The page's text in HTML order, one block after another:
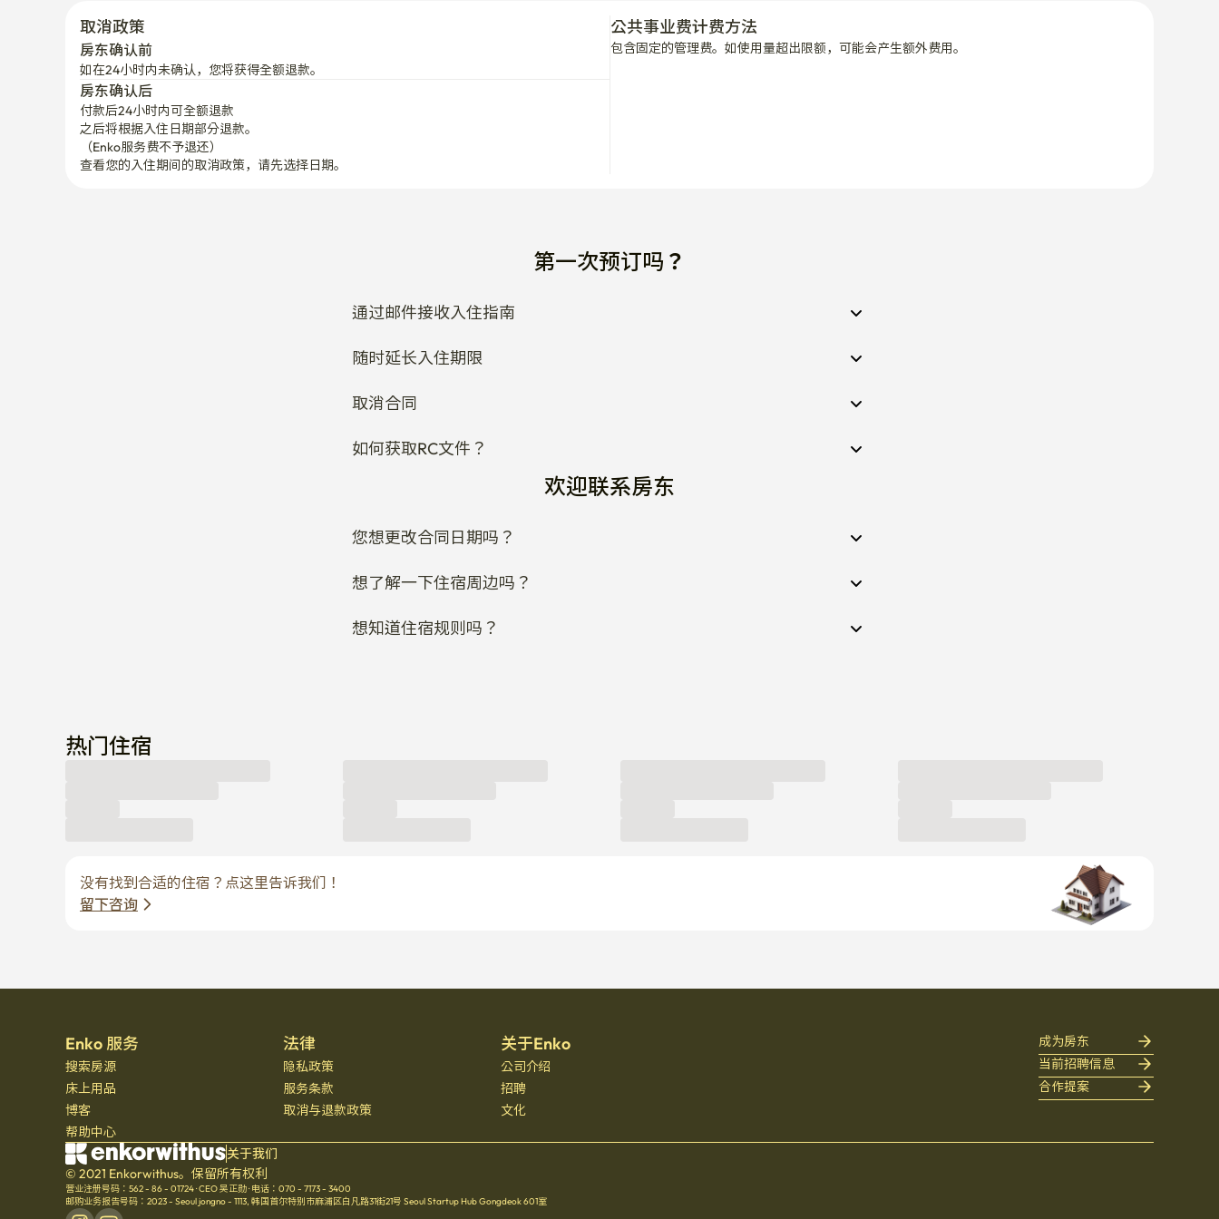
->很适合上班族出行。
✨三星医院&峨山医院车程10-15分钟
❤️乐天塔、乐天世界、乐天购物中心、石村湖、松理团路附近。
👍交通太好了👍
取消政策
房东确认前
如在24小时内未确认，您将获得全额退款。
房东确认后
付款后24小时内可全额退款
之后将根据入住日期部分退款。
（Enko服务费不予退还）
查看您的入住期间的取消政策，请先选择日期。
公共事业费计费方法
包含固定的管理费。如使用量超出限额，可能会产生额外费用。
第一次预订吗？
通过邮件接收入住指南
随时延长入住期限
取消合同
如何获取RC文件？
欢迎联系房东
您想更改合同日期吗？
想了解一下住宿周边吗？
想知道住宿规则吗？
热门住宿
没有找到合适的住宿？点这里告诉我们！
留下咨询
Enko 服务
搜索房源
床上用品
博客
帮助中心
法律
隐私政策
服务条款
取消与退款政策
关于Enko
公司介绍
招聘
文化
成为房东
当前招聘信息
合作提案
关于我们
© 2021 Enkorwithus。保留所有权利
营业注册号码：562 - 86 - 01724·CEO 吴正勋· 电话：070 - 7173 - 3400
邮购业务报告号码：2023 - Seoul jongno - 1113, 韩国首尔特别市麻浦区白凡路31街21号 Seoul Startup Hub Gongdeok 601室